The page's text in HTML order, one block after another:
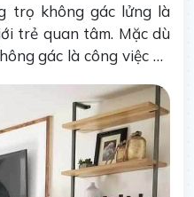
trọ không gác lửng là
trẻ quan tâm. Mặc dù
gác là công việc dễ